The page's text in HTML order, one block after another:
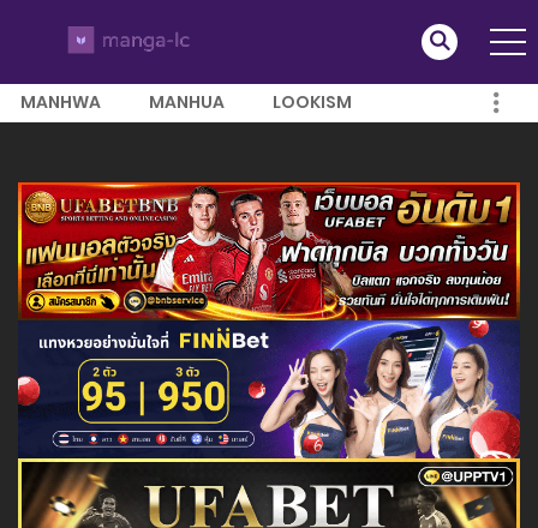
MANHWA MANHUA LOOKISM